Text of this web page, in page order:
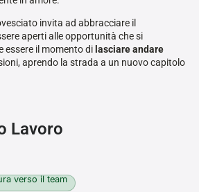
invita ad abbracciare il
aperti alle opportunità che si
essere il momento di lasciare andare
aprendo la strada a un nuovo capitolo
Lavoro
verso il team